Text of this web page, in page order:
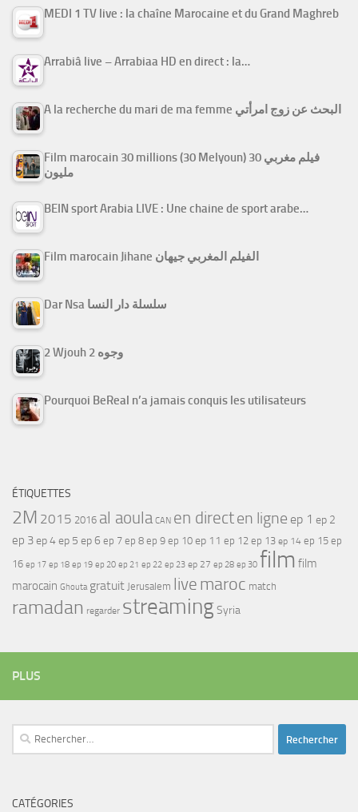
MEDI 1 TV live : la chaîne Marocaine et du Grand Maghreb
Arrabiâ live – Arrabiaa HD en direct : la…
A la recherche du mari de ma femme البحث عن زوج امرأتي
Film marocain 30 millions (30 Melyoun) فيلم مغربي 30
مليون
BEIN sport Arabia LIVE : Une chaine de sport arabe…
Film marocain Jihane الفيلم المغربي جيهان
Dar Nsa سلسلة دار النسا
2 Wjouh 2 وجوه
Pourquoi BeReal n’a jamais conquis les utilisateurs
ÉTIQUETTES
2M 2015 2016 al aoula CAN en directen ligne ep 1 ep 2
ep 3ep 4ep 5 ep 6 ep 7 ep 8 ep 9 ep 10 ep 11 ep 12 ep 13 ep 14 ep 15 ep
16 ep 17 ep 18 ep 19 ep 20 ep 21 ep 22 ep 23 ep 27 ep 28 ep 30 film film
marocain Ghouta gratuit Jerusalem live maroc match
ramadan regarder streamingSyria
PLUS
Rechercher :
CATÉGORIES